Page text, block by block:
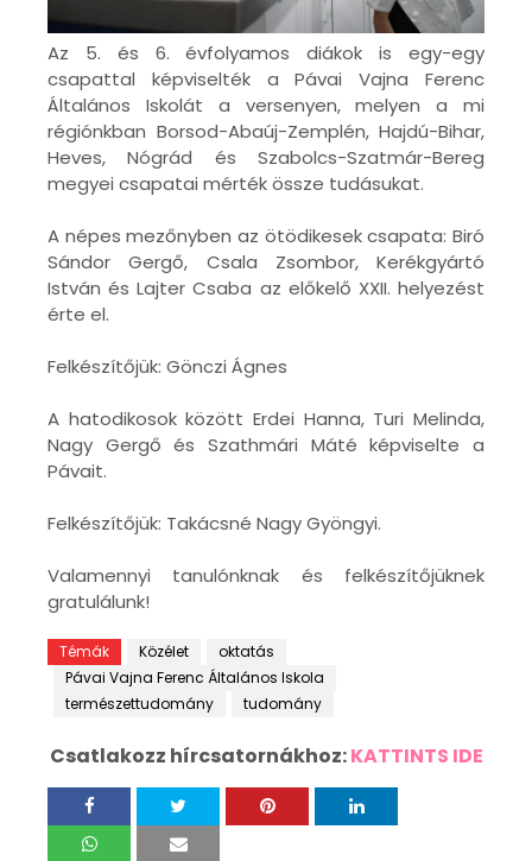
Az 5. és 6. évfolyamos diákok is egy-egy
csapattal képviselték a Pávai Vajna Ferenc
Általános Iskolát a versenyen, melyen a mi
régiónkban Borsod-Abaúj-Zemplén, Hajdú-Bihar,
Heves, Nógrád és Szabolcs-Szatmár-Bereg
megyei csapatai mérték össze tudásukat.
A népes mezőnyben az ötödikesek csapata: Biró
Sándor Gergő, Csala Zsombor, Kerékgyártó
István és Lajter Csaba az előkelő XXII. helyezést
érte el.
Felkészítőjük: Gönczi Ágnes
A hatodikosok között Erdei Hanna, Turi Melinda,
Nagy Gergő és Szathmári Máté képviselte a
Pávait.
Felkészítőjük: Takácsné Nagy Gyöngyi.
Valamennyi tanulónknak és felkészítőjüknek
gratulálunk!
Témák Közélet
oktatás
Pávai Vajna Ferenc Általános Iskola
természettudomány
tudomány
Csatlakozz hírcsatornákhoz:KATTINTS IDE